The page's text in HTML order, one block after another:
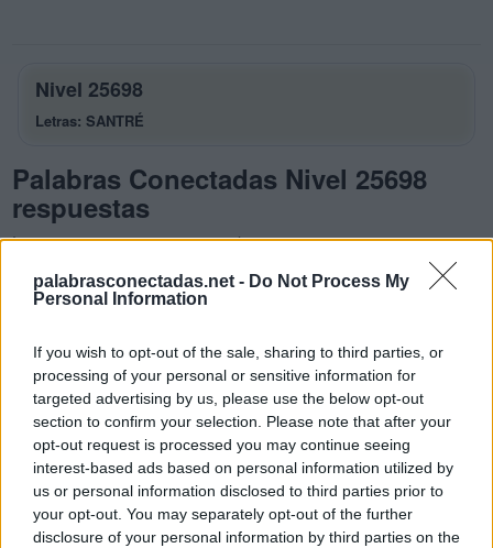
palabrasconectadas.net - Do Not Process My
Personal Information
If you wish to opt-out of the sale, sharing to third parties, or
processing of your personal or sensitive information for
targeted advertising by us, please use the below opt-out
section to confirm your selection. Please note that after your
opt-out request is processed you may continue seeing
interest-based ads based on personal information utilized by
us or personal information disclosed to third parties prior to
your opt-out. You may separately opt-out of the further
disclosure of your personal information by third parties on the
Nivel 25698
Letras: SANTRÉ
Palabras Conectadas Nivel 25698
respuestas
La respuesta a este rompecabezas es:
S
A
N
T
R A
S
É
S T
A
S
A T É
N
S
A R T É
N
Palabras extra: